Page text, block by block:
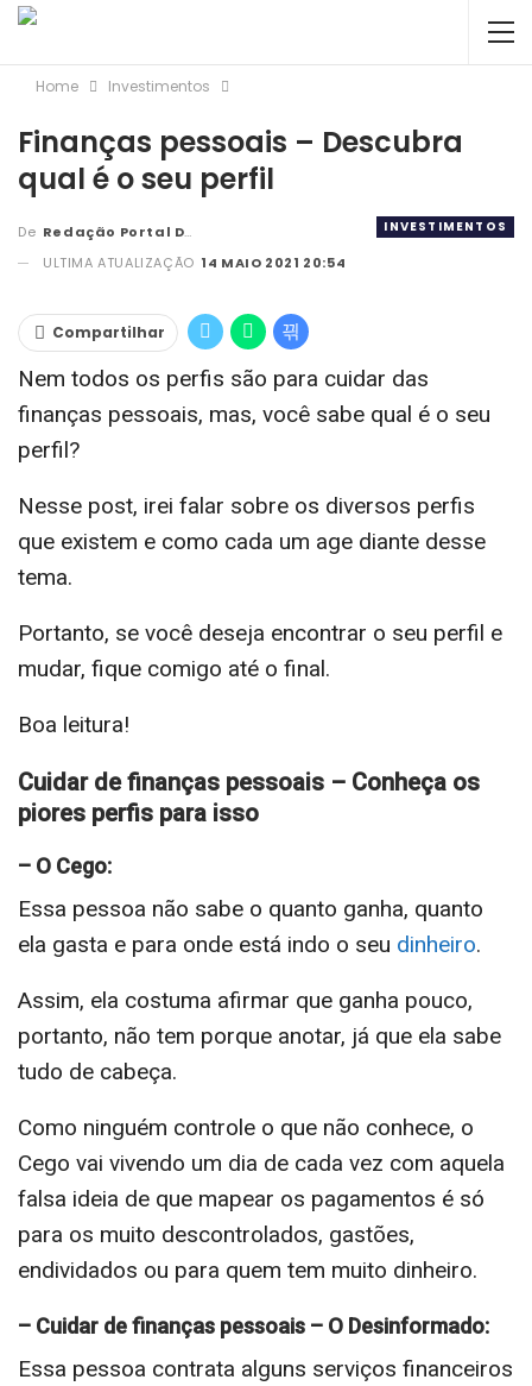
Home Investimentos
Finanças pessoais – Descubra
qual é o seu perfil
INVESTIMENTOS
De Redação Portal DBC
ULTIMA ATUALIZAÇÃO 14 MAIO 2021 20:54
Compartilhar
Nem todos os perfis são para cuidar das
finanças pessoais, mas, você sabe qual é o seu
perfil?
Nesse post, irei falar sobre os diversos perfis
que existem e como cada um age diante desse
tema.
Portanto, se você deseja encontrar o seu perfil e
mudar, fique comigo até o final.
Boa leitura!
Cuidar de finanças pessoais – Conheça os
piores perfis para isso
– O Cego:
Essa pessoa não sabe o quanto ganha, quanto
ela gasta e para onde está indo o seu dinheiro.
Assim, ela costuma afirmar que ganha pouco,
portanto, não tem porque anotar, já que ela sabe
tudo de cabeça.
Como ninguém controle o que não conhece, o
Cego vai vivendo um dia de cada vez com aquela
falsa ideia de que mapear os pagamentos é só
para os muito descontrolados, gastões,
endividados ou para quem tem muito dinheiro.
– Cuidar de finanças pessoais – O Desinformado:
Essa pessoa contrata alguns serviços financeiros